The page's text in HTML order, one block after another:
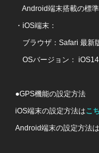
Android端末搭載の標
・iOS端末：
ブラウザ：Safari 最新
OSバージョン：
●GPS機能の設定方法
iOS端末の設定方法はこ
Android端末の設定方法は